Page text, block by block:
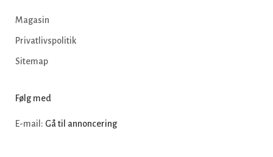
Magasin
Privatlivspolitik
Sitemap
Følg med
E-mail: Gå til annoncering